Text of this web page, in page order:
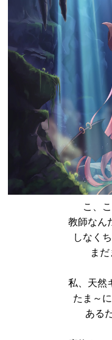
こ、
教師なん
しなく
ま
私、天然
たま～
ある